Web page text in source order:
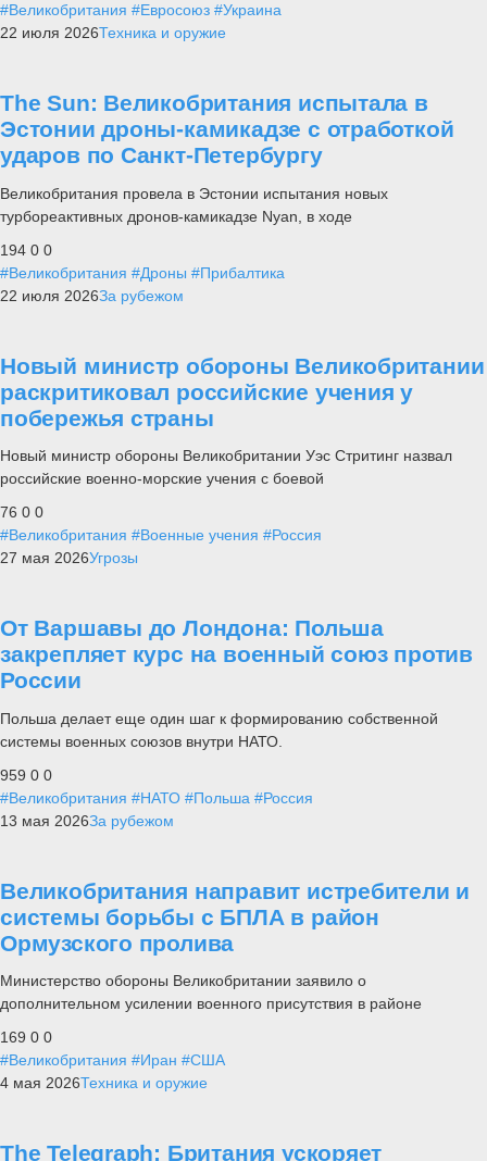
#Великобритания #Евросоюз #Украина
22 июля 2026Техника и оружие
The Sun: Великобритания испытала в
Эстонии дроны-камикадзе с отработкой
ударов по Санкт-Петербургу
Великобритания провела в Эстонии испытания новых
турбореактивных дронов-камикадзе Nyan, в ходе
194 0 0
#Великобритания #Дроны #Прибалтика
22 июля 2026За рубежом
Новый министр обороны Великобритании
раскритиковал российские учения у
побережья страны
Новый министр обороны Великобритании Уэс Стритинг назвал
российские военно-морские учения с боевой
76 0 0
#Великобритания #Военные учения #Россия
27 мая 2026Угрозы
От Варшавы до Лондона: Польша
закрепляет курс на военный союз против
России
Польша делает еще один шаг к формированию собственной
системы военных союзов внутри НАТО.
959 0 0
#Великобритания #НАТО #Польша #Россия
13 мая 2026За рубежом
Великобритания направит истребители и
системы борьбы с БПЛА в район
Ормузского пролива
Министерство обороны Великобритании заявило о
дополнительном усилении военного присутствия в районе
169 0 0
#Великобритания #Иран #США
4 мая 2026Техника и оружие
The Telegraph: Британия ускоряет